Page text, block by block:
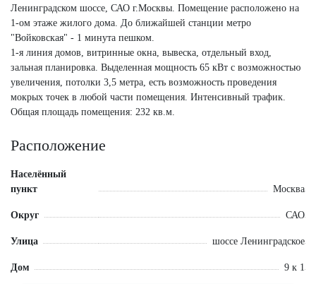
Ленинградском шоссе, САО г.Москвы. Помещение расположено на
1-ом этаже жилого дома. До ближайшей станции метро
"Войковская" - 1 минута пешком.
1-я линия домов, витринные окна, вывеска, отдельный вход,
зальная планировка. Выделенная мощность 65 кВт с возможностью
увеличения, потолки 3,5 метра, есть возможность проведения
мокрых точек в любой части помещения. Интенсивный трафик.
Общая площадь помещения: 232 кв.м.
Расположение
Населённый
пункт
Москва
Округ САО
Улица шоссе Ленинградское
Дом 9 к 1